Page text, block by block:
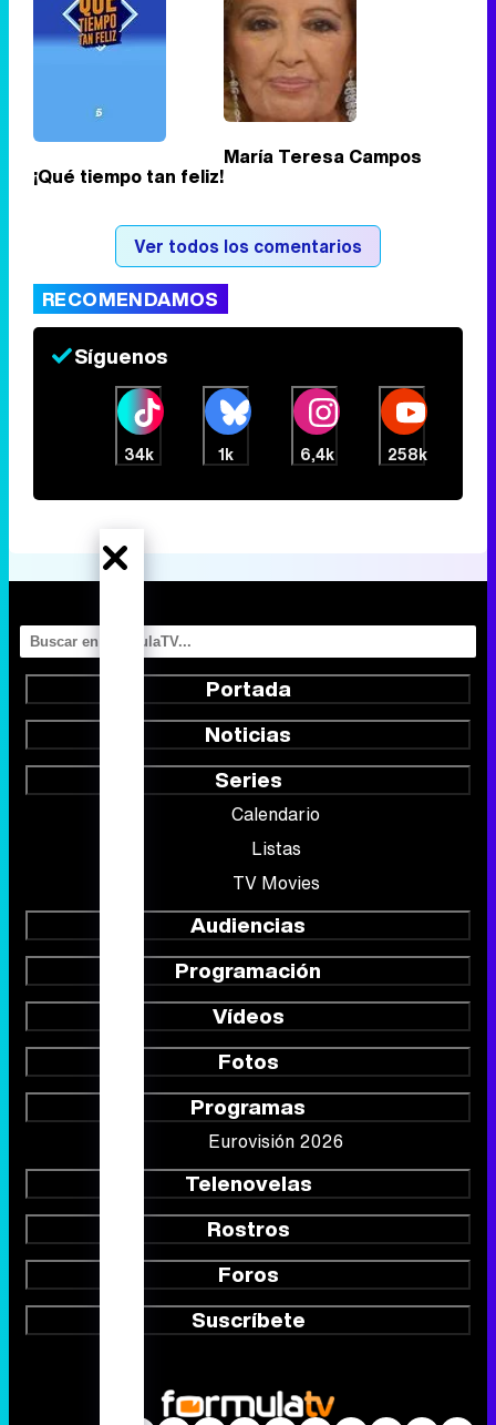
¡Qué tiempo tan feliz!
María Teresa Campos
Ver todos los comentarios
RECOMENDAMOS
Síguenos
34k 1k 6,4k 258k
Portada
Noticias
Series
Calendario
Listas
TV Movies
Audiencias
Programación
Vídeos
Fotos
Programas
Eurovisión 2026
Telenovelas
Rostros
Foros
Suscríbete